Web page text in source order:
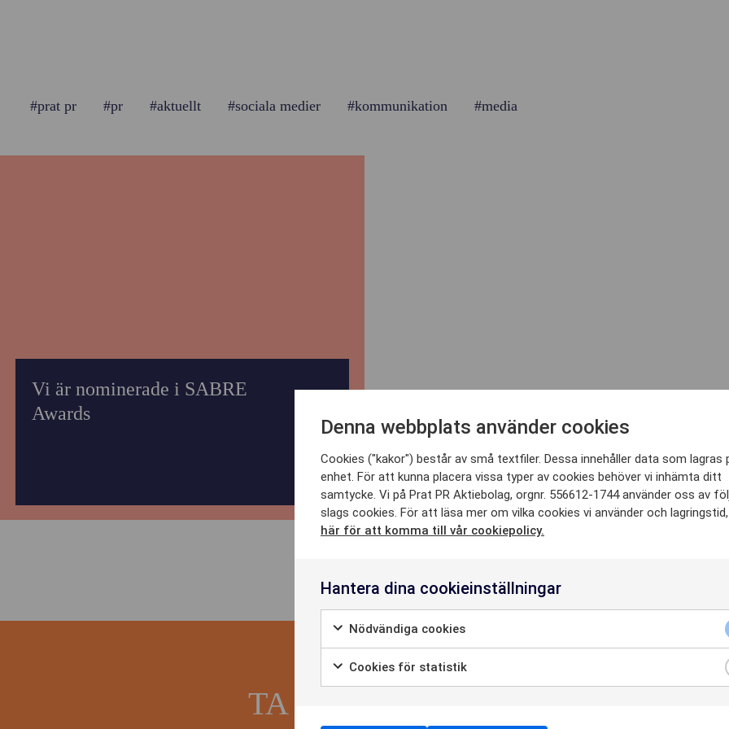
DET HÄR
CASE
NYHETER
OM OSS
#prat pr #pr #aktuellt #sociala medier #kommunikation #media
Vi är nominerade i SABRE
Awards
TA DEL AV VÅRA SENASTE
Denna webbplats använder cookies
Cookies ("kakor") består av små textfiler. Dessa innehåller data som lagras
enhet. För att kunna placera vissa typer av cookies behöver vi inhämta ditt
samtycke. Vi på Prat PR Aktiebolag, orgnr. 556612-1744 använder oss av
slags cookies. För att läsa mer om vilka cookies vi använder och lagringstid,
här för att komma till vår cookiepolicy.
Hantera dina cookieinställningar
Nödvändiga cookies
Cookies för statistik